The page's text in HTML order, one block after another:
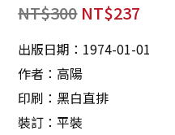
NT$300 NT$237
出版日期：1974-01-01
作者：高陽
印刷：黑白直排
裝訂：平裝